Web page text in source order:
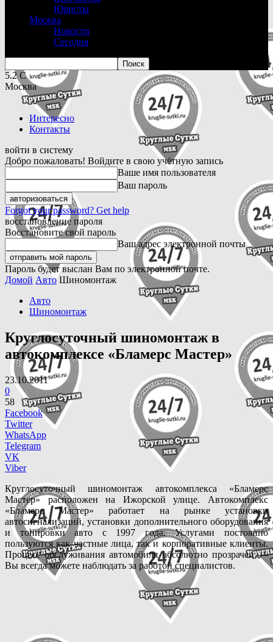
Юристы
Москва
Новости
Сегодня
5.2 C
Москва
Интересно
Контакты
войти в систему
Добро пожаловать! Войдите в свою учётную запись
Ваше имя пользователя
Ваш пароль
Forgot your password? Get help
восстановление пароля
Восстановите свой пароль
Ваш адрес электронной почты
Пароль будет выслан Вам по электронной почте.
Домой Авто Шиномонтаж
Авто
Шиномонтаж
Круглосуточный шиномонтаж в
автокомплексе «Бламерс Мастер»
23.10.2011
0
58
Facebook
Twitter
WhatsApp
Telegram
VK
Viber
Круглосуточный шиномонтаж автокомплекса «Бламерс
Мастер» расположен на Ижорской улице. Автокомплекс
«Бламерс Мастер» работает на рынке установки
автосигнализаций, установки дополнительного оборудования
и тонировки авто с 1997 года. Услугами постоянно
пользуются как частные лица, так и корпоративные клиенты.
Процесс обслуживания автомобиля абсолютно прозрачен —
Вы всегда можете наблюдать за работой специалистов.